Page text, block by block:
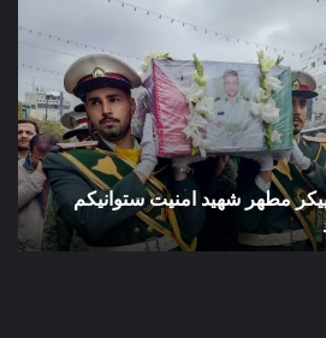
مطهر شهید امنیت ستوانیکم
با